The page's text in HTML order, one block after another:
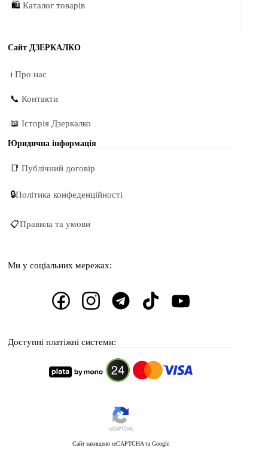
🛍️Каталог товарів
Сайт ДЗЕРКАЛКО
ℹ️Про нас
📞Контакти
📖Історія Дзеркалко
Юридична інформація
📑Публічний договір
🔒Політика конфеденційності
📋Правила та умови
Ми у соціальних мережах:
Сайт захищено reCAPTCHA та Google
Доступні платіжні системи: